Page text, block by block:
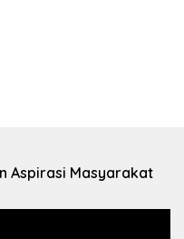
Aspirasi Masyarakat